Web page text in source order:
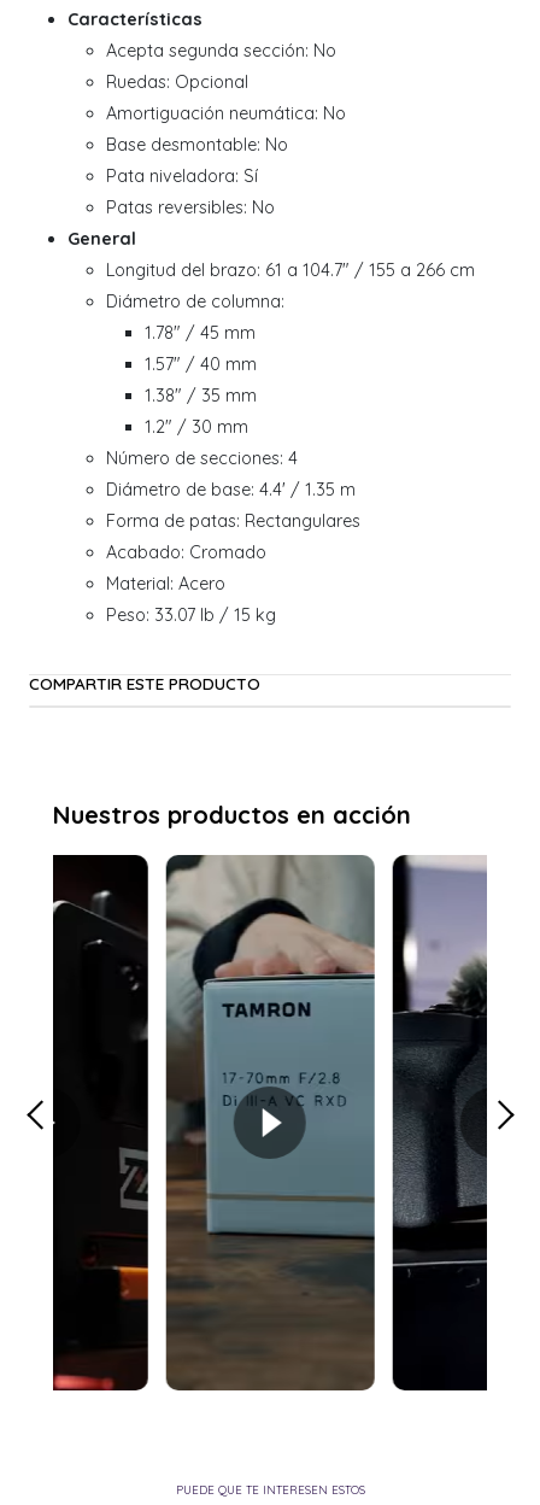
Características
Acepta segunda sección: No
Ruedas: Opcional
Amortiguación neumática: No
Base desmontable: No
Pata niveladora: Sí
Patas reversibles: No
General
Longitud del brazo: 61 a 104.7" / 155 a 266 cm
Diámetro de columna:
1.78" / 45 mm
1.57" / 40 mm
1.38" / 35 mm
1.2" / 30 mm
Número de secciones: 4
Diámetro de base: 4.4' / 1.35 m
Forma de patas: Rectangulares
Acabado: Cromado
Material: Acero
Peso: 33.07 lb / 15 kg
COMPARTIR ESTE PRODUCTO
PUEDE QUE TE INTERESEN ESTOS